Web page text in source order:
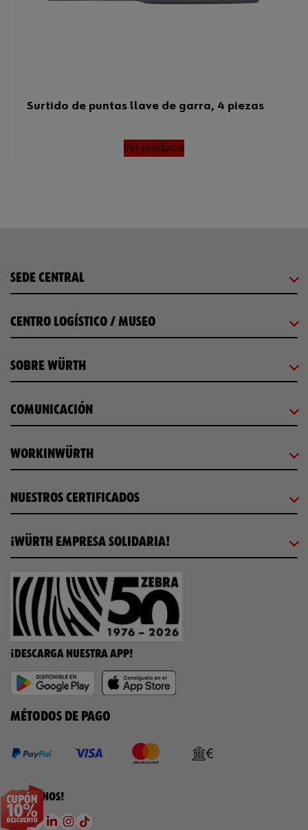
Surtido de puntas llave de garra, 4 piezas
Ver producto
SEDE CENTRAL
CENTRO LOGÍSTICO / MUSEO
SOBRE WÜRTH
COMUNICACIÓN
WORKINWÜRTH
NUESTROS CERTIFICADOS
¡WÜRTH EMPRESA SOLIDARIA!
¡DESCARGA NUESTRA APP!
MÉTODOS DE PAGO
¡SÍGUENOS!